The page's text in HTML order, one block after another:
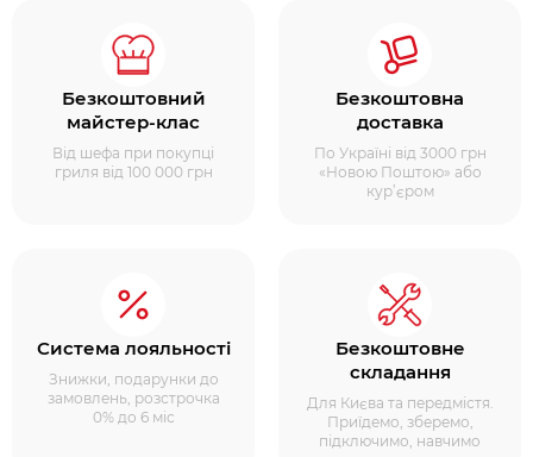
Безкоштовний
майстер-клас
Від шефа при покупці
гриля від 100 000 грн
Безкоштовна
доставка
По Україні від 3000 грн
«Новою Поштою» або
кур’єром
Система лояльності
Знижки, подарунки до
замовлень, розстрочка
0% до 6 міс
Безкоштовне
складання
Для Києва та передмістя.
Приїдемо, зберемо,
підключимо, навчимо